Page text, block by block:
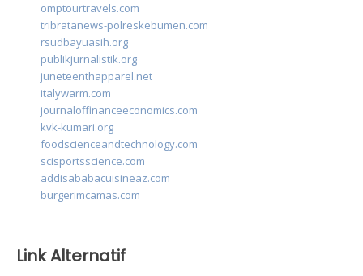
omptourtravels.com
tribratanews-polreskebumen.com
rsudbayuasih.org
publikjurnalistik.org
juneteenthapparel.net
italywarm.com
journaloffinanceeconomics.com
kvk-kumari.org
foodscienceandtechnology.com
scisportsscience.com
addisababacuisineaz.com
burgerimcamas.com
Link Alternatif